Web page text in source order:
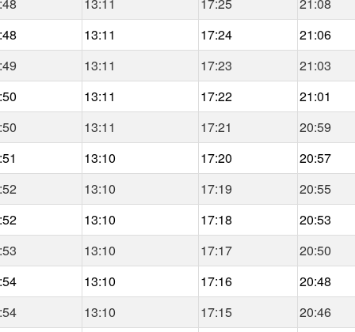
13:11 17:24
21:06
13:11 17:23
21:03
13:11 17:22
21:01
13:11 17:21
20:59
13:10 17:20
20:57
13:10 17:19
20:55
13:10 17:18
20:53
13:10 17:17
20:50
13:10 17:16
20:48
13:10 17:15
20:46